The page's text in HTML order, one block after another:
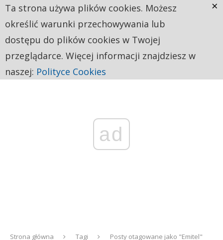
ad
Strona główna Tagi Posty otagowane jako "Emitel"
Ta strona używa plików cookies. Możesz
określić warunki przechowywania lub
dostępu do plików cookies w Twojej
przeglądarce. Więcej informacji znajdziesz w
naszej: Polityce Cookies
×